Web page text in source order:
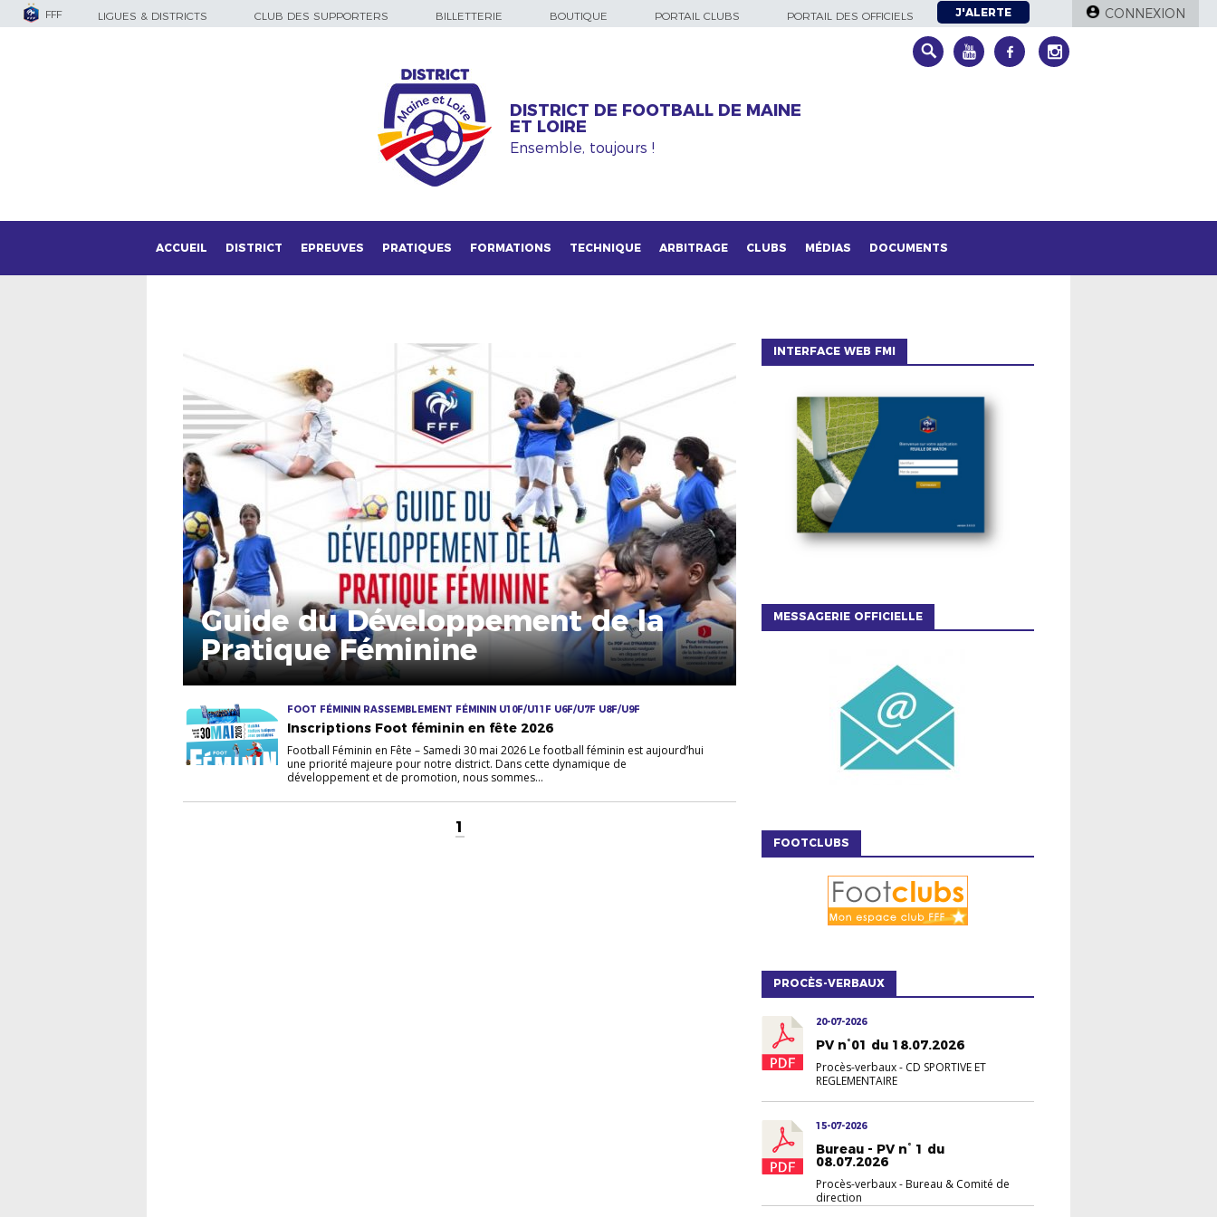
FFF LIGUES & DISTRICTS CLUB DES SUPPORTERS BILLETTERIE BOUTIQUE PORTAIL CLUBS PORTAIL DES OFFICIELS J'ALERTE CONNEXION
DISTRICT DE FOOTBALL DE MAINE
ET LOIRE
Ensemble, toujours !
ACCUEIL DISTRICT EPREUVES PRATIQUES FORMATIONS TECHNIQUE ARBITRAGE CLUBS MÉDIAS DOCUMENTS
Guide du Développement de la
Pratique Féminine
FOOT FÉMININ RASSEMBLEMENT FÉMININ U10F/U11F U6F/U7F U8F/U9F
Inscriptions Foot féminin en fête 2026
Football Féminin en Fête – Samedi 30 mai 2026 Le football féminin est aujourd’hui
une priorité majeure pour notre district. Dans cette dynamique de
développement et de promotion, nous sommes...
1
INTERFACE WEB FMI
MESSAGERIE OFFICIELLE
FOOTCLUBS
PROCÈS-VERBAUX
20-07-2026
PV n°01 du 18.07.2026
Procès-verbaux- CD SPORTIVE ET
REGLEMENTAIRE
15-07-2026
Bureau - PV n° 1 du
08.07.2026
Procès-verbaux- Bureau & Comité de
direction